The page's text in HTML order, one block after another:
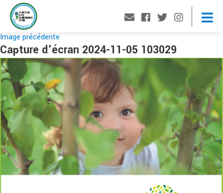
Image précédente
Capture d’écran 2024-11-05 103029